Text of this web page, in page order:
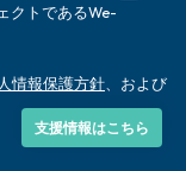
クトであるWe-
情報保護方針 、および
支援情報はこちら